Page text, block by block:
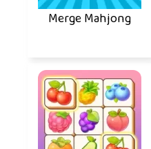
Merge Mahjong